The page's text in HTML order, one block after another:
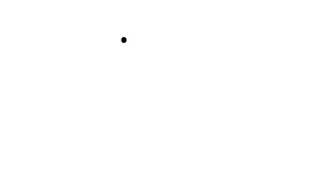
.